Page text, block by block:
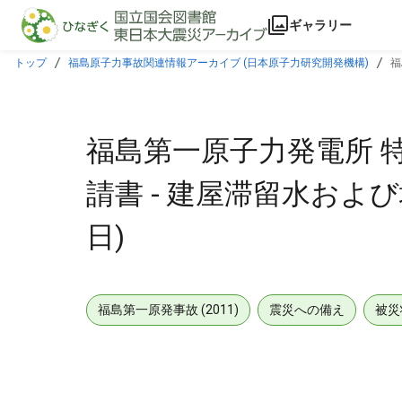
本文に飛ぶ
ギャラリー
トップ 福島原子力事故関連情報アーカイブ (日本原子力研究開発機構)
福島第一原子力発電所
請書 - 建屋滞留水およ
日)
福島第一原発事故 (2011) 震災への備え 被災